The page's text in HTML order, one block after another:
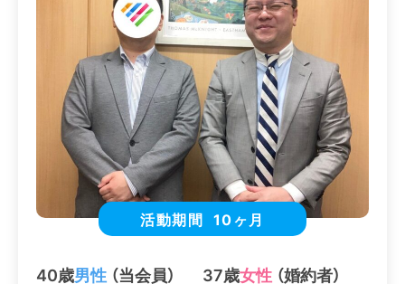
活動期間 10ヶ月
40歳男性 （当会員） 37歳女性 （婚約者）